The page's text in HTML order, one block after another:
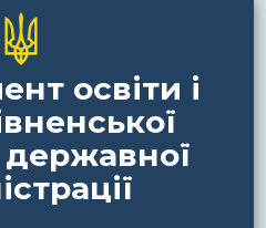
освіти і
державної